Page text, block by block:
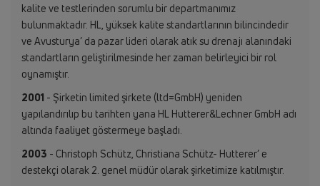
kalite ve testlerinden sorumlu bir departmanımız
bulunmaktadır. HL, yüksek kalite standartlarının bilincindedir
ve Avusturya’ da pazar lideri olarak atık su drenajı alanındaki
standartların geliştirilmesinde her zaman belirleyici bir rol
oynamıştır.
2001 - Şirketin limited şirkete (ltd=GmbH) yeniden
yapılandırılıp bu tarihten yana HL Hutterer&Lechner GmbH adı
altında faaliyet göstermeye başladı.
2003 - Christoph Schütz, Christiana Schütz- Hutterer’ e
destekçi olarak 2. genel müdür olarak şirketimize katılmıştır.